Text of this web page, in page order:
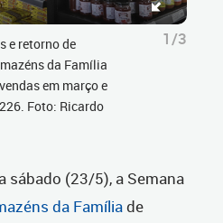
e retorno de
da Família
em março e
Foto: Ricardo
1/3
sábado (23/5), a Semana
da Famíliade